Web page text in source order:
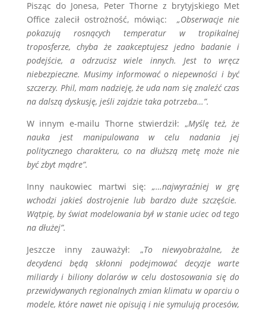
Pisząc do Jonesa, Peter Thorne z brytyjskiego Met
Office zalecił ostrożność, mówiąc: „Obserwacje nie
pokazują rosnących temperatur w tropikalnej
troposferze, chyba że zaakceptujesz jedno badanie i
podejście, a odrzucisz wiele innych. Jest to wręcz
niebezpieczne. Musimy informować o niepewności i być
szczerzy. Phil, mam nadzieję, że uda nam się znaleźć czas
na dalszą dyskusję, jeśli zajdzie taka potrzeba…”.
W innym e-mailu Thorne stwierdził: „Myślę też, że
nauka jest manipulowana w celu nadania jej
politycznego charakteru, co na dłuższą metę może nie
być zbyt mądre”.
Inny naukowiec martwi się:„…najwyraźniej w grę
wchodzi jakieś dostrojenie lub bardzo duże szczęście.
Wątpię, by świat modelowania był w stanie uciec od tego
na dłużej”.
Jeszcze inny zauważył: „To niewyobrażalne, że
decydenci będą skłonni podejmować decyzje warte
miliardy i biliony dolarów w celu dostosowania się do
przewidywanych regionalnych zmian klimatu w oparciu o
modele, które nawet nie opisują i nie symulują procesów,